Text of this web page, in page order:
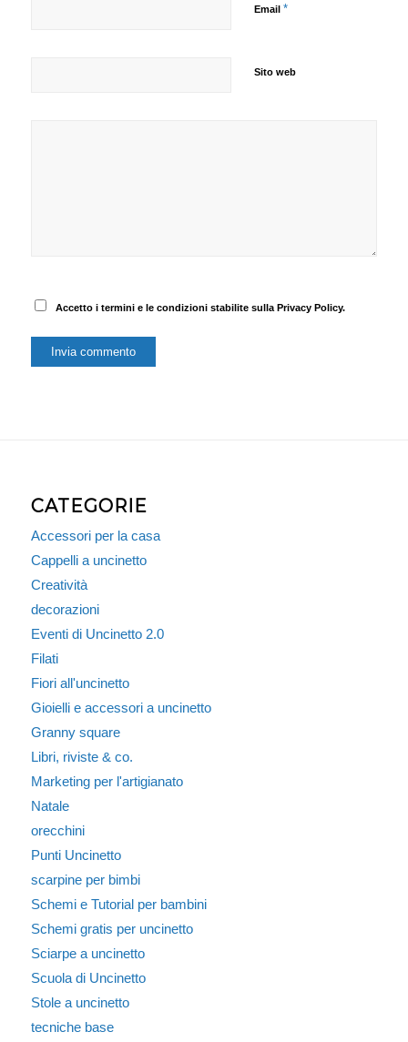
Email *
Sito web
Accetto i termini e le condizioni stabilite sulla Privacy Policy.
CATEGORIE
Accessori per la casa
Cappelli a uncinetto
Creatività
decorazioni
Eventi di Uncinetto 2.0
Filati
Fiori all'uncinetto
Gioielli e accessori a uncinetto
Granny square
Libri, riviste & co.
Marketing per l'artigianato
Natale
orecchini
Punti Uncinetto
scarpine per bimbi
Schemi e Tutorial per bambini
Schemi gratis per uncinetto
Sciarpe a uncinetto
Scuola di Uncinetto
Stole a uncinetto
tecniche base